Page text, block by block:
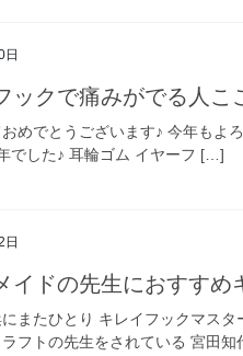
日
ックで痛みがでる人こ
めでとうございます♪ 今年も
でした♪ 耳輪ゴム イヤーフ […]
日
イドの先生におすすめ
またひとり キレイフックマス
フトの先生をされている 宮田